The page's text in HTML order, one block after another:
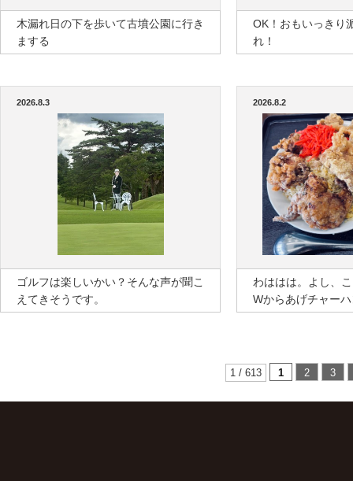
木漏れ日の下を歩いて古墳公園に行き
まする
OK！おもいっきり
れ！
2026.8.3
ゴルフは楽しいかい？そんな声が聞こ
えてきそうです。
2026.8.2
わははは。よし、
Wからあげチャー
1 / 613 1 2 3